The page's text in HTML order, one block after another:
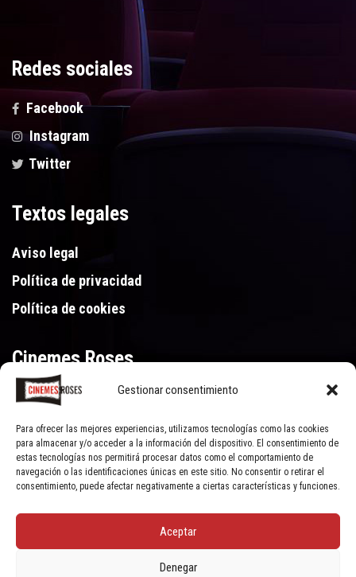
Gestionar consentimiento
Para ofrecer las mejores experiencias, utilizamos tecnologías como las cookies
para almacenar y/o acceder a la información del dispositivo. El consentimiento de
estas tecnologías nos permitirá procesar datos como el comportamiento de
navegación o las identificaciones únicas en este sitio. No consentir o retirar el
consentimiento, puede afectar negativamente a ciertas características y funciones.
Aceptar
Denegar
Redes sociales
Facebook
Instagram
Twitter
Textos legales
Aviso legal
Política de privacidad
Política de cookies
Cinemes Roses
Gran Via de Pau Casals 250, 17480 Roses (Girona)
972 15 46 46
© Cinemes Roses - 2022, all rights reserved | Powered by